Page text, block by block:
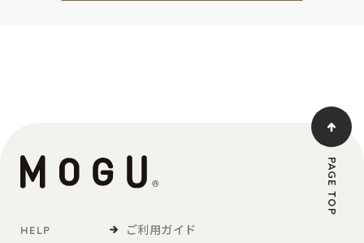
HELP ご利用ガイド
PAGE TOP